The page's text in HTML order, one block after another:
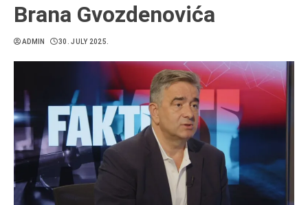
Brana Gvozdenovića
ADMIN 30. JULY 2025.